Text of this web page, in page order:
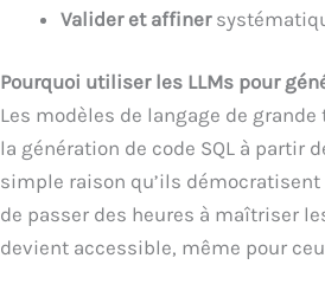
Valider et affiner
Pourquoi utiliser les LLMs pour
Les modèles de langage de
la génération de code SQL à partir
simple raison qu’ils démocratisent
de passer des heures à maîtriser
devient accessible, même pour